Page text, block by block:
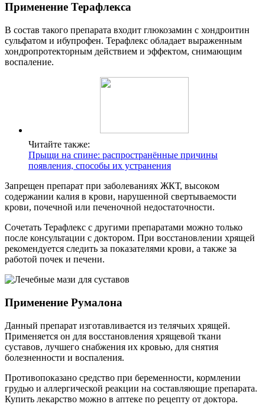
Применение Терафлекса
В состав такого препарата входит глюкозамин с хондроитин
сульфатом и ибупрофен. Терафлекс обладает выраженным
хондропротекторным действием и эффектом, снимающим
воспаление.
Читайте также:
Прыщи на спине: распространённые причины
появления, способы их устранения
Запрещен препарат при заболеваниях ЖКТ, высоком
содержании калия в крови, нарушенной свертываемости
крови, почечной или печеночной недостаточности.
Сочетать Терафлекс с другими препаратами можно только
после консультации с доктором. При восстановлении хрящей
рекомендуется следить за показателями крови, а также за
работой почек и печени.
Применение Румалона
Данный препарат изготавливается из телячьих хрящей.
Применяется он для восстановления хрящевой ткани
суставов, лучшего снабжения их кровью, для снятия
болезненности и воспаления.
Противопоказано средство при беременности, кормлении
грудью и аллергической реакции на составляющие препарата.
Купить лекарство можно в аптеке по рецепту от доктора.